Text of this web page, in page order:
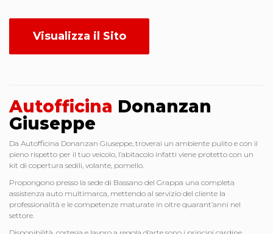
Visualizza il Sito
Autofficina Donanzan
Giuseppe
Da Autofficina Donanzan Giuseppe, troverai un ambiente pulito e con il
pieno rispetto per il tuo veicolo, l’abitacolo infatti viene protetto con un
kit di copertura sedili, volante, pomello.
Propongono presso la sede di Bassano del Grappa una completa
assistenza auto multimarca, mettendo al servizio del cliente la
professionalità e le competenze maturate in oltre quarant’anni nel
settore.